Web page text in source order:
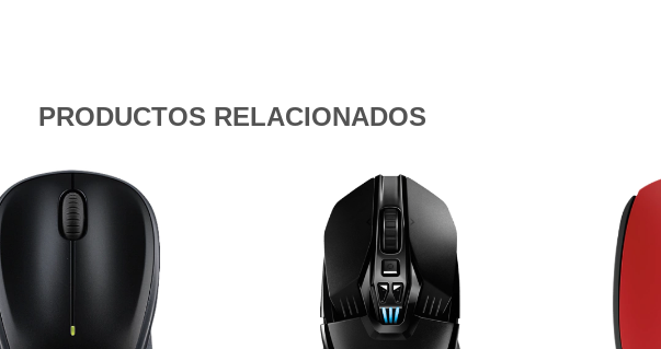
PRODUCTOS RELACIONADOS